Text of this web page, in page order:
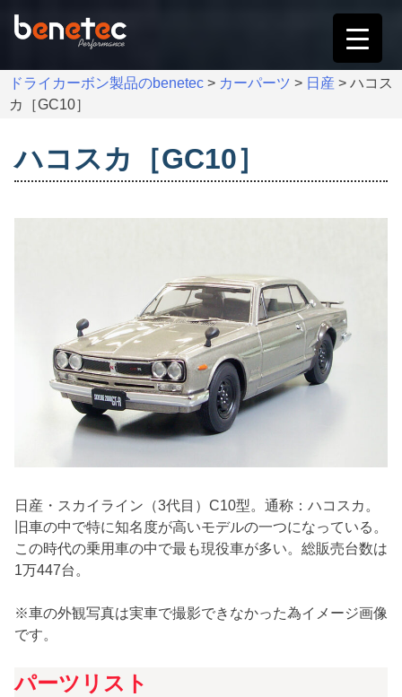
ドライカーボン製品のbenetec > カーパーツ > 日産 > ハコス
カ［GC10］
ハコスカ［GC10］
日産・スカイライン（3代目）C10型。通称：ハコスカ。
旧車の中で特に知名度が高いモデルの一つになっている。
この時代の乗用車の中で最も現役車が多い。総販売台数は
1万447台。
※車の外観写真は実車で撮影できなかった為イメージ画像
です。
パーツリスト